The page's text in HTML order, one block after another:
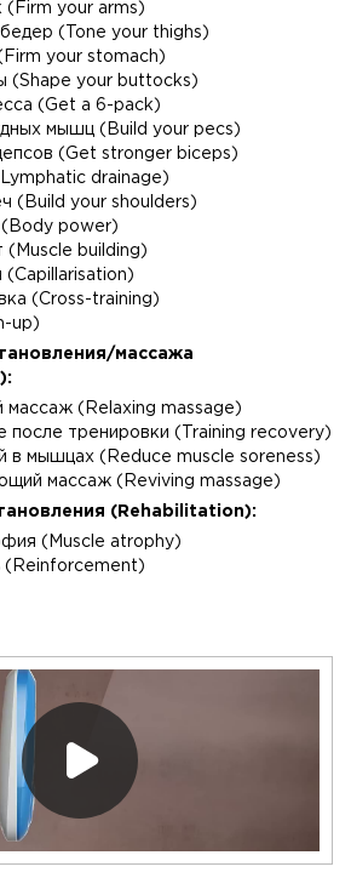
(Firm your arms)
бедер (Tone your thighs)
your stomach)
(Shape your buttocks)
(Get a 6-pack)
мышц (Build your pecs)
(Get stronger biceps)
drainage)
(Build your shoulders)
power)
building)
(Capillarisation)
(Cross-training)
up)
массажа
массаж (Relaxing massage)
после тренировки (Training recovery)
в мышцах (Reduce muscle soreness)
массаж (Reviving massage)
(Rehabilitation):
(Muscle atrophy)
(Reinforcement)